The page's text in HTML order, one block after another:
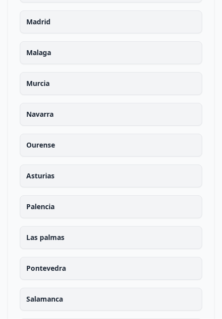
Madrid
Malaga
Murcia
Navarra
Ourense
Asturias
Palencia
Las palmas
Pontevedra
Salamanca